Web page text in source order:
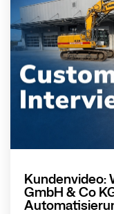
Kundenvideo:
GmbH & Co